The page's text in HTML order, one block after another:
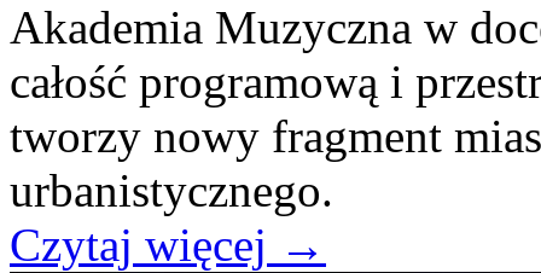
Akademia Muzyczna w
całość programową i
tworzy nowy fragment
urbanistycznego.
Czytaj więcej →